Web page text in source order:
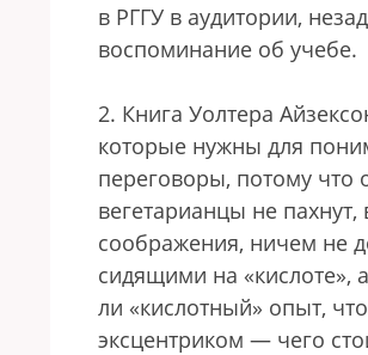
в РГГУ в аудитории,
воспоминание об учебе.
2. Книга Уолтера
которые нужны для
переговоры, потому что
вегетарианцы не
соображения, ничем не
сидящими на «кислоте»,
ли «кислотный» опыт,
эксцентриком — чего